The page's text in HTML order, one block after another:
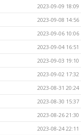
2023-09-09 18:09
2023-09-08 14:56
2023-09-06 10:06
2023-09-04 16:51
2023-09-03 19:10
2023-09-02 17:32
2023-08-31 20:24
2023-08-30 15:37
2023-08-26 21:30
2023-08-24 22:11